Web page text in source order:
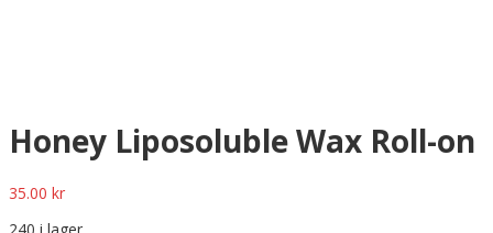
Honey Liposoluble Wax Roll-on
35.00 kr